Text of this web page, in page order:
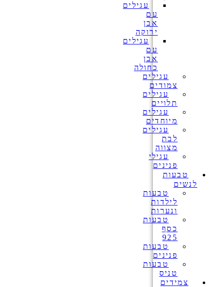
עגילים
עם
אבן
ירוקה
עגילים
עם
אבן
כחולה
עגילים
צמודים
עגילים
תלויים
עגילים
מיוחדים
עגילים
לבת
מצווה
עגילי
פנינים
טבעות
לנשים
טבעות
לילדות
ונערות
טבעות
כסף
925
טבעות
פנינים
טבעות
טניס
צמידים